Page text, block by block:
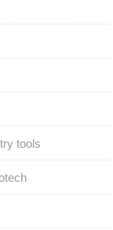
tools